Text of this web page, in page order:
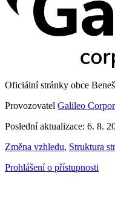
Oficiální stránky obce
Provozovatel Galileo
Poslední aktualizace: 6. 8.
Změna vzhledu, Struktura
Prohlášení o přístupnosti